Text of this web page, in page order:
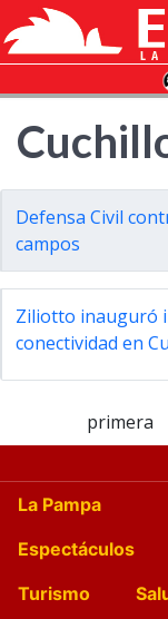
Defensa Civil
campos
Ziliotto inauguró
conectividad en
primera
La Pampa
Espectáculos
Turismo